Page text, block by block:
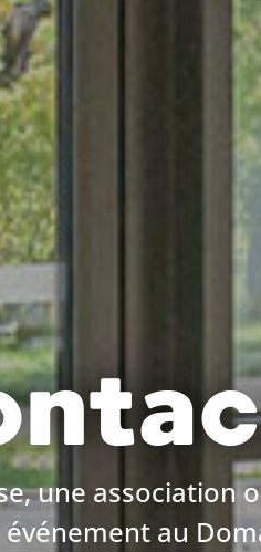
une association
au